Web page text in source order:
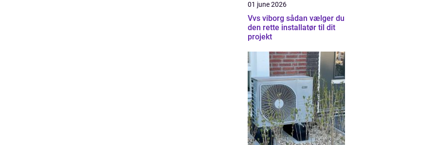
01 june 2026
Vvs viborg sådan vælger du
den rette installatør til dit
projekt